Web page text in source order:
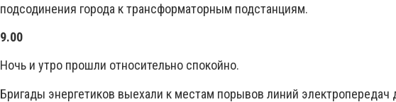
подсодинения города к трансформаторным подстанциям.
9.00
Ночь и утро прошли относительно спокойно.
Бригады энергетиков выехали к местам порывов линий электропередач